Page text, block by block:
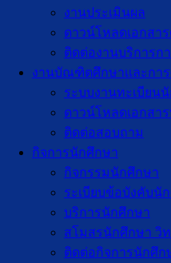
งานประเมินผล
ดาวน์โหลดเอกสา
ติดต่องานบริการก
งานบัณฑิตศึกษาเเละกา
ระบบงานทะเบียน
ดาวน์โหลดเอกส
ติดต่อสอบถาม
กิจการนักศึกษา
กิจกรรมนักศึกษา
ระเบียบข้อบังคับนั
บริการนักศึกษา
สโมสรนักศึกษา วิ
ติดต่อกิจการนักศึก